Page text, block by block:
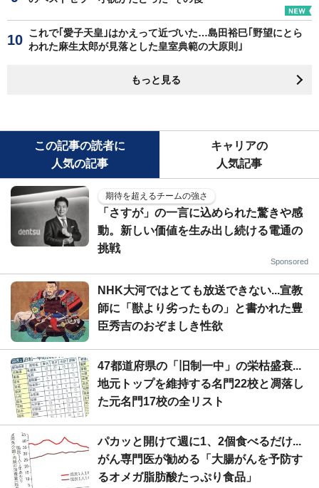
これで｢愛子天皇｣はかえって近づいた…島田裕巳｢野望にとら
われた麻生太郎が見落とした皇室典範の大原則｣
もっと見る
この記事の読者に
人気の記事
キャリアの
人気記事
期待を超えるチームの強さ
「さすが」の一言に込められた驚きや感
動。新しい価値を生み出し続ける電通の
挑戦
Sponsored
NHK大河ではとても放送できない...宣教
師に「獣より劣ったもの」と書かれた豊
臣秀吉のおぞましき性欲
47都道府県の「旧制一中」の栄枯盛衰...
地元トップを維持する名門22校と凋落し
た元名門17校の全リスト
パカッと開けて週に1、2個食べるだけ...
がん専門医が勧める「大腸がんを予防す
るオメガ脂肪酸たっぷり食品」